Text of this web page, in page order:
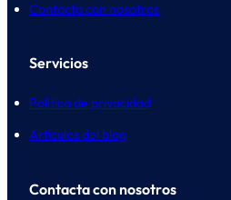
Contacta con nosotros
Servicios
Política de privacidad
Artículos del blog
Contacta con nosotros